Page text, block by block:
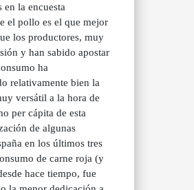
la encuesta
el pollo es el que mejor
los productores, muy
y han sabido apostar
ha
relativamente bien la
versátil a la hora de
per cápita de esta
de algunas
en los últimos tres
de carne roja (y
hace tiempo, fue